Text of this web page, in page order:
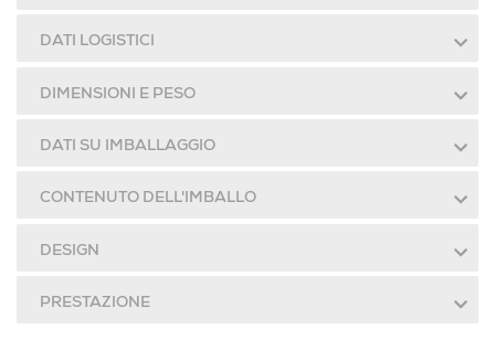
DATI LOGISTICI
DIMENSIONI E PESO
DATI SU IMBALLAGGIO
CONTENUTO DELL'IMBALLO
DESIGN
PRESTAZIONE